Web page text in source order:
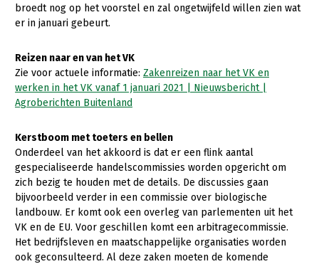
broedt nog op het voorstel en zal ongetwijfeld willen zien wat
er in januari gebeurt.
Reizen naar en van het VK
Zie voor actuele informatie: Zakenreizen naar het VK en
werken in het VK vanaf 1 januari 2021 | Nieuwsbericht |
Agroberichten Buitenland
Kerstboom met toeters en bellen
Onderdeel van het akkoord is dat er een flink aantal
gespecialiseerde handelscommissies worden opgericht om
zich bezig te houden met de details. De discussies gaan
bijvoorbeeld verder in een commissie over biologische
landbouw. Er komt ook een overleg van parlementen uit het
VK en de EU. Voor geschillen komt een arbitragecommissie.
Het bedrijfsleven en maatschappelijke organisaties worden
ook geconsulteerd. Al deze zaken moeten de komende